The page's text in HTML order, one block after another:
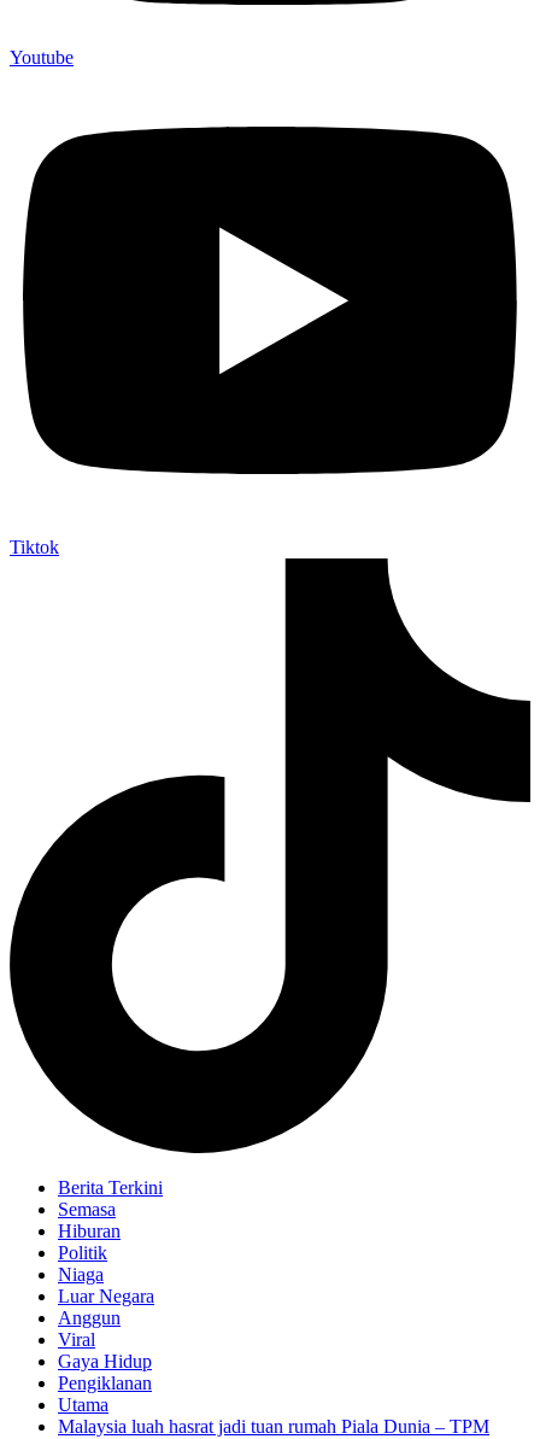
Youtube
Tiktok
Berita Terkini
Semasa
Hiburan
Politik
Niaga
Luar Negara
Anggun
Viral
Gaya Hidup
Pengiklanan
Utama
Malaysia luah hasrat jadi tuan rumah Piala Dunia – TPM